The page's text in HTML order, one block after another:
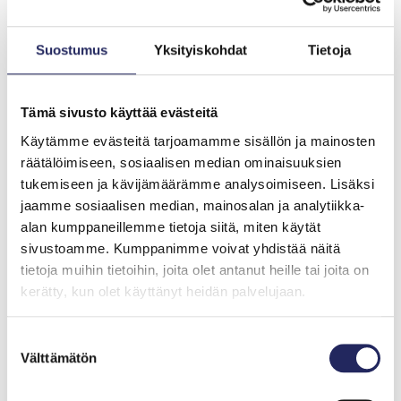
Suostumus Yksityiskohdat Tietoja
Tämä sivusto käyttää evästeitä
Käytämme evästeitä tarjoamamme sisällön ja mainosten
räätälöimiseen, sosiaalisen median ominaisuuksien
tukemiseen ja kävijämäärämme analysoimiseen. Lisäksi
jaamme sosiaalisen median, mainosalan ja analytiikka-
alan kumppaneillemme tietoja siitä, miten käytät
sivustoamme. Kumppanimme voivat yhdistää näitä
tietoja muihin tietoihin, joita olet antanut heille tai joita on
kerätty, kun olet käyttänyt heidän palvelujaan.
valinta
Välttämätön
parempaa kilpailukykyä. Lisäksi, kun työntekijöiden
hyvinvointi on kunnossa, luovuus ja innovatiivisuus
lisääntyvät, mikä edistää yrityksen kasvua ja kehitystä.
merkitykselliseksi ja palkitsevaksi.
Tykypäivä Itämeren äärellä antaa erityistä voimaa
meren rauhoittavasta ja inspiroivasta vaikutuksesta.
Itämeren kaunis ja vaihteleva maisema tarjoaa
työntekijöille mahdollisuuden irrottautua arjen
kiireestä ja stressistä. Meren äänet ja tuoksut luovat
luonnollisen ympäristön, joka edistää henkistä
hyvinvointia ja luovuutta. Rantakävelyt,
rauhoittuminen meren äärellä, merinäkymät ja
keskittymiskykyä, mikä lisää työssä jaksamista ja
tuottavuutta. Itämeren läheisyys tyhy päivänä tarjoaa